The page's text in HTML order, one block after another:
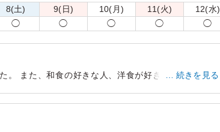
8(土) 9(日) 10(月) 11(火) 12(水)
◯ ◯ ◯ ◯ ◯
。 また、和食の好きな人、洋食が好きな人、どちら
続きを見る